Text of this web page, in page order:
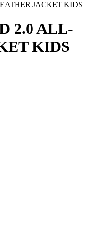
JACKET KIDS
2.0 ALL-
KIDS